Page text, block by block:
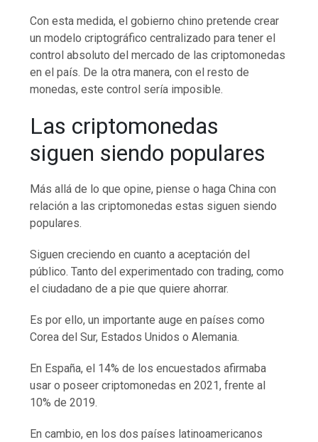
Con esta medida, el gobierno chino pretende crear
un modelo criptográfico centralizado para tener el
control absoluto del mercado de las criptomonedas
en el país. De la otra manera, con el resto de
monedas, este control sería imposible.
Las criptomonedas
siguen siendo populares
Más allá de lo que opine, piense o haga China con
relación a las criptomonedas estas siguen siendo
populares.
Siguen creciendo en cuanto a aceptación del
público. Tanto del experimentado con trading, como
el ciudadano de a pie que quiere ahorrar.
Es por ello, un importante auge en países como
Corea del Sur, Estados Unidos o Alemania.
En España, el 14% de los encuestados afirmaba
usar o poseer criptomonedas en 2021, frente al
10% de 2019.
En cambio, en los dos países latinoamericanos